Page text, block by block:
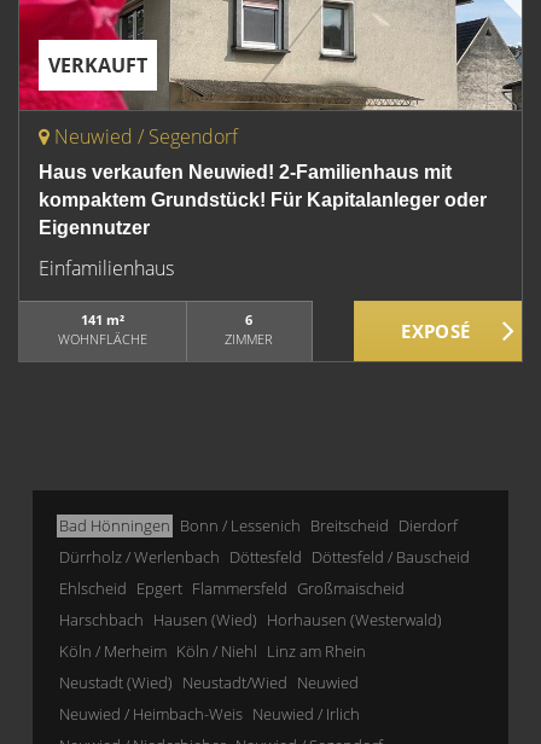
VERKAUFT
Neuwied / Segendorf
Haus verkaufen Neuwied! 2-Familienhaus mit
kompaktem Grundstück! Für Kapitalanleger oder
Eigennutzer
Einfamilienhaus
141 m²
WOHNFLÄCHE
6
ZIMMER
Bad Hönningen Bonn / Lessenich Breitscheid Dierdorf
Dürrholz / Werlenbach Döttesfeld Döttesfeld / Bauscheid
Ehlscheid Epgert Flammersfeld Großmaischeid
Harschbach Hausen (Wied) Horhausen (Westerwald)
Köln / Merheim Köln / Niehl Linz am Rhein
Neustadt (Wied) Neustadt/Wied Neuwied
Neuwied / Heimbach-Weis Neuwied / Irlich